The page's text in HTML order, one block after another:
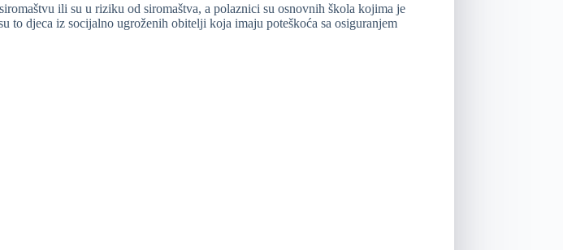
ili su u riziku od siromaštva, a polaznici su osnovnih škola kojima je
to djeca iz socijalno ugroženih obitelji koja imaju poteškoća sa osiguranjem